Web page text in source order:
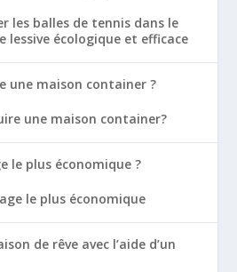
une maison container ?
le plus économique ?
de rêve avec l’aide d’un